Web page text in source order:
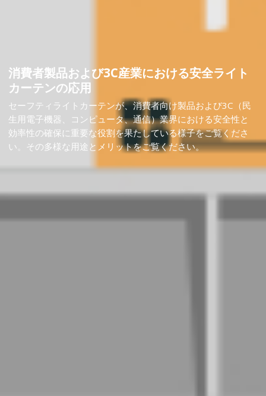
消費者製品および3C産業における安全ライト
カーテンの応用
セーフティライトカーテンが、消費者向け製品および3C（民
生用電子機器、コンピュータ、通信）業界における安全性と
効率性の確保に重要な役割を果たしている様子をご覧くださ
い。その多様な用途とメリットをご覧ください。